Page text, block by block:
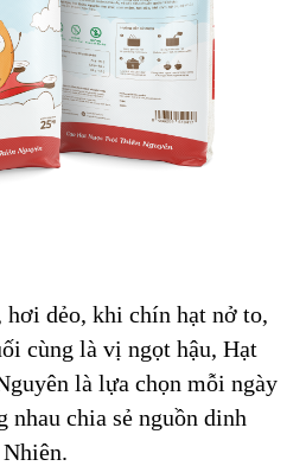
dẻo, khi chín hạt nở to,
cùng là vị ngọt hậu, Hạt
là lựa chọn mỗi ngày
nhau chia sẻ nguồn dinh